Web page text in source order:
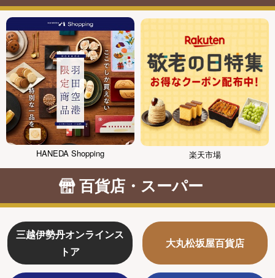
HANEDA Shopping 楽天市場
百貨店・スーパー
三越伊勢丹オンラインス
トア
大丸松坂屋百貨店